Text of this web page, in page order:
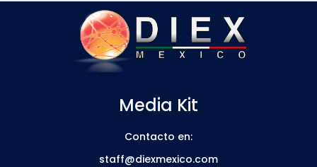
Media Kit
Contacto en:
staff@diexmexico.com